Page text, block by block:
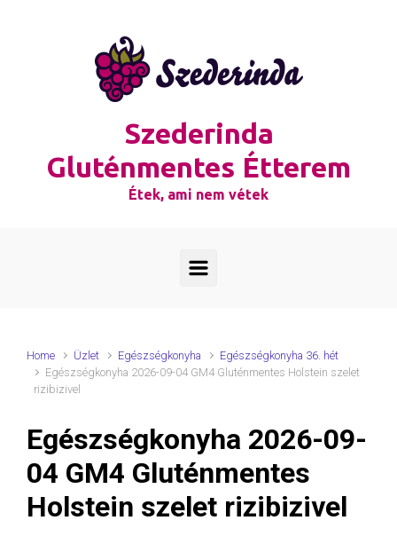
Szederinda
Gluténmentes Étterem
Étek, ami nem vétek
Home Üzlet Egészségkonyha
Egészségkonyha 36. hét
Egészségkonyha 2026-09-04 GM4 Gluténmentes Holstein szelet
rizibizivel
Egészségkonyha 2026-09-
04 GM4 Gluténmentes
Holstein szelet rizibizivel